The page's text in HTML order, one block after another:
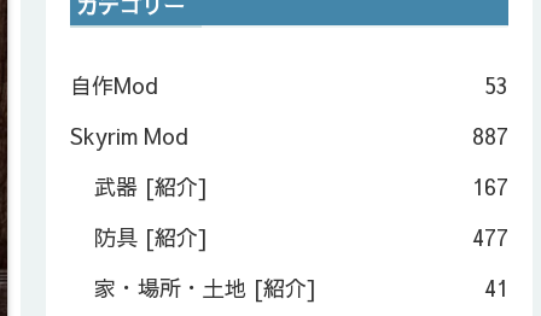
自作Mod
53
Skyrim Mod
887
武器 [紹介]
167
防具 [紹介]
477
家・場所・土地 [紹介]
41